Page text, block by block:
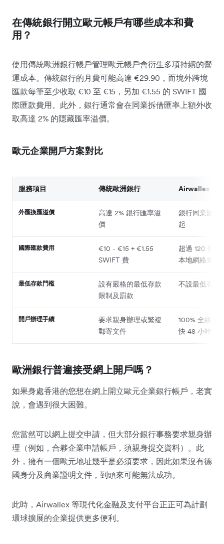
在傳統銀行開立歐元帳戶有哪些成本和費
用？
使用傳統歐洲銀行帳戶管理歐元帳戶會衍生多項持續的營
運成本。傳統銀行的月費可能高達 €29.90，而境外跨境
匯款每筆至少收取 €10 至 €15，另加 €1.55 的 SWIFT 國
際匯款費用。此外，銀行通常會在同業拆借匯率上額外收
取高達 2% 的隱藏匯率溢價。
歐元企業開戶方案對比
服務項目 傳統歐洲銀行 Airwallex 企
外匯換匯溢價
高達 2% 銀行匯率溢
價
銀行同業匯率
起
國際匯款費用
€10 - €15 + €1.55
SWIFT 費
超過 120 個國
本地網絡免手
最低存款門檻
設有嚴格的最低存款
限制及罰款
不設最低存款
開戶辦理手續
要求親身辦理或繁複
郵寄文件
100% 全線上
快 48 小時開
歐洲銀行普遍接受網上開戶嗎？
如果身處香港的您想在網上開立歐元企業銀行帳戶，老實
說，會遇到很大困難。
您當然可以網上提交申請，但大部分銀行事務要求親身辦
理（例如，合夥企業申請帳戶，須親身提交資料）。此
外，擁有一個歐元地址幾乎是必須要求，因此如果沒有德
國身分及商業證明文件，到頭來可能無法成功。
此時，Airwallex 等現代化金融及支付平台正正可為計劃
環球擴展的企業提供更多便利。